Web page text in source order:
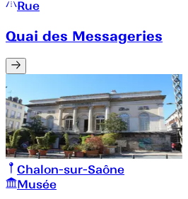
Rue
Quai des Messageries
Chalon-sur-Saône
Musée